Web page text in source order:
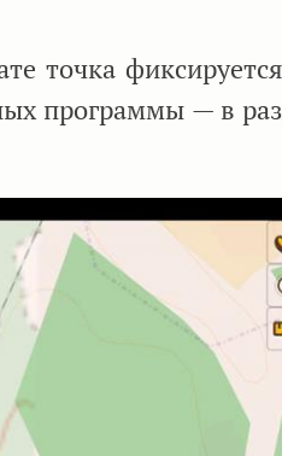
точка
программы — в